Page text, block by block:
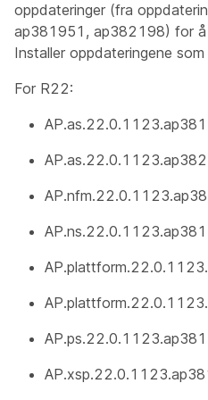
oppdateringer (fra
ap381951, ap382198) for å
Installer oppdateringene
For R22: